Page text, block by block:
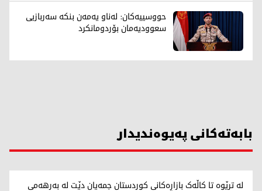
حووسییەکان: لەناو یەمەن بنکە سەربازیی
سعوودیەمان بۆردومانکرد
بابەتەکانی پەیوەندیدار
لە ترێوە تا کاڵەک بازاڕەکانی کوردستان جمەیان دێت لە بەرهەمی